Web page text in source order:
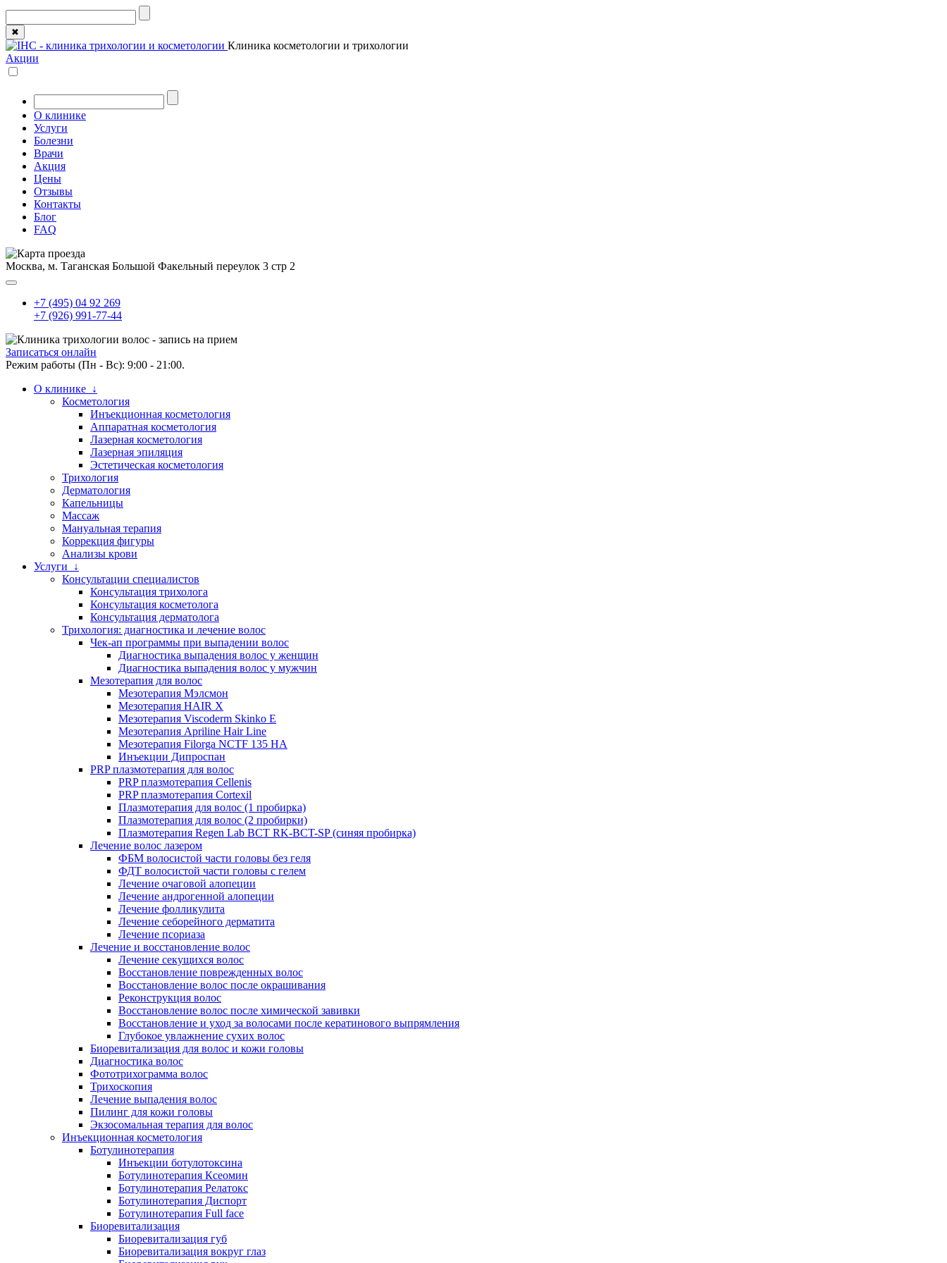
✖
Клиника косметологии и трихологии
Акции
О клинике
Услуги
Болезни
Врачи
Акция
Цены
Отзывы
Контакты
Блог
FAQ
Москва, м. Таганская Большой Факельный переулок 3 стр 2
+7 (495) 04 92 269
+7 (926) 991-77-44
Записаться онлайн
Режим работы (Пн - Вс): 9:00 - 21:00.
О клинике ↓
Косметология
Инъекционная косметология
Аппаратная косметология
Лазерная косметология
Лазерная эпиляция
Эстетическая косметология
Трихология
Дерматология
Капельницы
Массаж
Мануальная терапия
Коррекция фигуры
Анализы крови
Услуги ↓
Консультации специалистов
Консультация трихолога
Консультация косметолога
Консультация дерматолога
Трихология: диагностика и лечение волос
Чек-ап программы при выпадении волос
Диагностика выпадения волос у женщин
Диагностика выпадения волос у мужчин
Мезотерапия для волос
Мезотерапия Мэлсмон
Мезотерапия HAIR X
Мезотерапия Viscoderm Skinko E
Мезотерапия Apriline Hair Line
Мезотерапия Filorga NCTF 135 HA
Инъекции Дипроспан
PRP плазмотерапия для волос
PRP плазмотерапия Cellenis
PRP плазмотерапия Cortexil
Плазмотерапия для волос (1 пробирка)
Плазмотерапия для волос (2 пробирки)
Плазмотерапия Regen Lab BCT RK-BCT-SP (синяя пробирка)
Лечение волос лазером
ФБМ волосистой части головы без геля
ФДТ волосистой части головы с гелем
Лечение очаговой алопеции
Лечение андрогенной алопеции
Лечение фолликулита
Лечение себорейного дерматита
Лечение псориаза
Лечение и восстановление волос
Лечение секущихся волос
Восстановление поврежденных волос
Восстановление волос после окрашивания
Реконструкция волос
Восстановление волос после химической завивки
Восстановление и уход за волосами после кератинового выпрямления
Глубокое увлажнение сухих волос
Биоревитализация для волос и кожи головы
Диагностика волос
Фототрихограмма волос
Трихоскопия
Лечение выпадения волос
Пилинг для кожи головы
Экзосомальная терапия для волос
Инъекционная косметология
Ботулинотерапия
Инъекции ботулотоксина
Ботулинотерапия Ксеомин
Ботулинотерапия Релатокс
Ботулинотерапия Диспорт
Ботулинотерапия Full face
Биоревитализация
Биоревитализация губ
Биоревитализация вокруг глаз